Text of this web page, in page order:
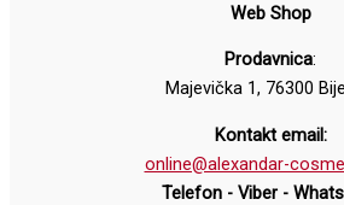
Web Shop
Prodavnica:
Majevička 1, 76300
Kontakt email:
online@alexandar-
Telefon - Viber -